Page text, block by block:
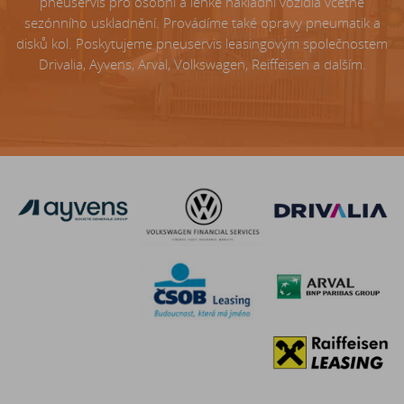
sezónního uskladnění. Provádíme také opravy pneumatik a
disků kol. Poskytujeme pneuservis leasingovým společnostem
Drivalia, Ayvens, Arval, Volkswagen, Reiffeisen a dalším.